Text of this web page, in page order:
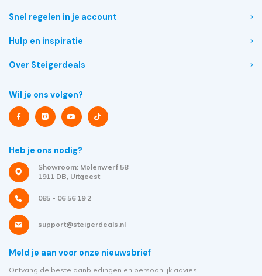
Snel regelen in je account
Hulp en inspiratie
Over Steigerdeals
Wil je ons volgen?
Heb je ons nodig?
Showroom: Molenwerf 58
1911 DB, Uitgeest
085 - 06 56 19 2
support@steigerdeals.nl
Meld je aan voor onze nieuwsbrief
Ontvang de beste aanbiedingen en persoonlijk advies.